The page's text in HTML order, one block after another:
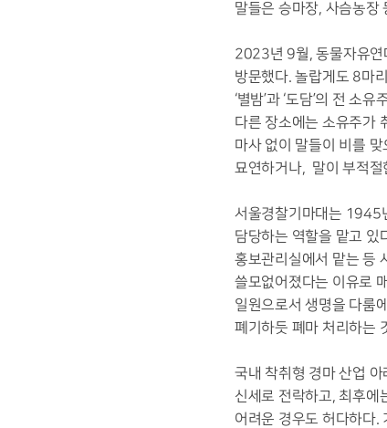
말들은 승마장, 사슴농장
2023년 9월, 동물자유연
방문했다. 놀랍게도 8마
‘별밤’과 ‘도담’의 전 소
다른 장소에는 소유주가
마사 없이 말들이 비를
묘연하거나, 말이 부적절
서울경찰기마대는 1945
담당하는 역할을 맡고 있
홍보관리실에서 맡는 등
쓸모없어졌다는 이유로
일원으로서 생명을 다룸
폐기하듯 폐마 처리하는
국내 착취형 경마 산업
신세로 전락하고, 최후에
어려운 경우도 허다하다.